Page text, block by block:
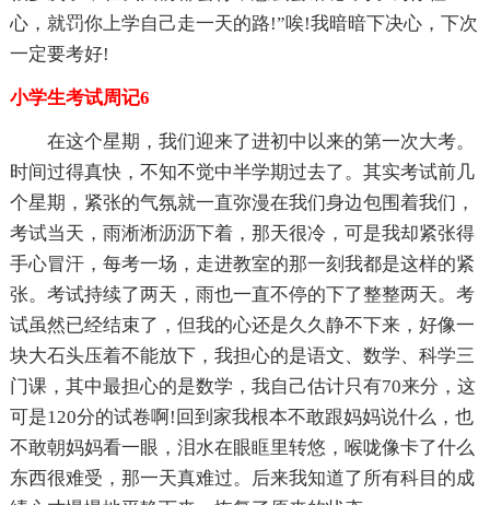
心，就罚你上学自己走一天的路!”唉!我暗暗下决心，下次
一定要考好!
小学生考试周记6
在这个星期，我们迎来了进初中以来的第一次大考。
时间过得真快，不知不觉中半学期过去了。其实考试前几
个星期，紧张的气氛就一直弥漫在我们身边包围着我们，
考试当天，雨淅淅沥沥下着，那天很冷，可是我却紧张得
手心冒汗，每考一场，走进教室的那一刻我都是这样的紧
张。考试持续了两天，雨也一直不停的下了整整两天。考
试虽然已经结束了，但我的心还是久久静不下来，好像一
块大石头压着不能放下，我担心的是语文、数学、科学三
门课，其中最担心的是数学，我自己估计只有70来分，这
可是120分的试卷啊!回到家我根本不敢跟妈妈说什么，也
不敢朝妈妈看一眼，泪水在眼眶里转悠，喉咙像卡了什么
东西很难受，那一天真难过。后来我知道了所有科目的成